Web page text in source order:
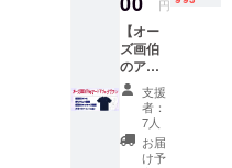
セージ
動画 ※
ご来店
の際に
使用で
きる割
引券に
なりま
す。 ※
円
【オー
ズ画伯
のアー
トTシャ
ツプラ
ン】 〇
ジュニ
アに
支援
者：
7人
お届
け予